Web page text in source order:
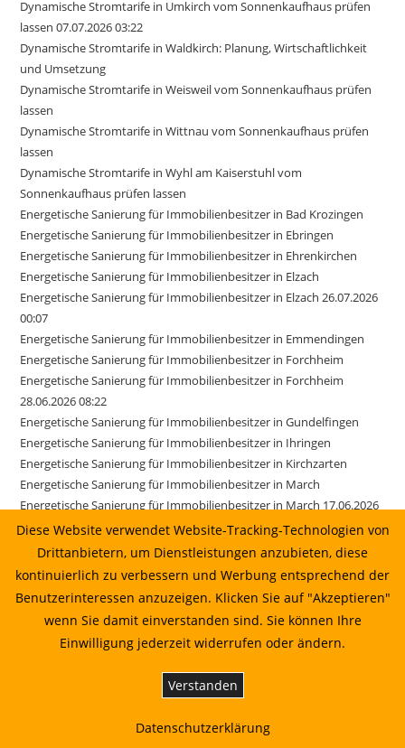
Dynamische Stromtarife in Umkirch vom Sonnenkaufhaus prüfen
lassen 07.07.2026 03:22
Dynamische Stromtarife in Waldkirch: Planung, Wirtschaftlichkeit
und Umsetzung
Dynamische Stromtarife in Weisweil vom Sonnenkaufhaus prüfen
lassen
Dynamische Stromtarife in Wittnau vom Sonnenkaufhaus prüfen
lassen
Dynamische Stromtarife in Wyhl am Kaiserstuhl vom
Sonnenkaufhaus prüfen lassen
Energetische Sanierung für Immobilienbesitzer in Bad Krozingen
Energetische Sanierung für Immobilienbesitzer in Ebringen
Energetische Sanierung für Immobilienbesitzer in Ehrenkirchen
Energetische Sanierung für Immobilienbesitzer in Elzach
Energetische Sanierung für Immobilienbesitzer in Elzach 26.07.2026
00:07
Energetische Sanierung für Immobilienbesitzer in Emmendingen
Energetische Sanierung für Immobilienbesitzer in Forchheim
Energetische Sanierung für Immobilienbesitzer in Forchheim
28.06.2026 08:22
Energetische Sanierung für Immobilienbesitzer in Gundelfingen
Energetische Sanierung für Immobilienbesitzer in Ihringen
Energetische Sanierung für Immobilienbesitzer in Kirchzarten
Energetische Sanierung für Immobilienbesitzer in March
Energetische Sanierung für Immobilienbesitzer in March 17.06.2026
01:22
Energetische Sanierung für Immobilienbesitzer in Merzhausen
Energetische Sanierung für Immobilienbesitzer in Reute
Energetische Sanierung für Immobilienbesitzer in Sexau
Energetische Sanierung für Immobilienbesitzer in Sölden
Energetische Sanierung für Immobilienbesitzer in Stegen
Energetische Sanierung für Immobilienbesitzer in Weisweil
Energetische Sanierung in Au vom Sonnenkaufhaus prüfen lassen
Energetische Sanierung in Bahlingen am Kaiserstuhl: Planung,
Energetische Sanierung in Biederbach: Planung, Wirtschaftlichkeit
Diese Website verwendet Website-Tracking-Technologien von
Drittanbietern, um Dienstleistungen anzubieten, diese
kontinuierlich zu verbessern und Werbung entsprechend der
Benutzerinteressen anzuzeigen. Klicken Sie auf "Akzeptieren"
wenn Sie damit einverstanden sind. Sie können Ihre
Einwilligung jederzeit widerrufen oder ändern.
Verstanden
Datenschutzerklärung